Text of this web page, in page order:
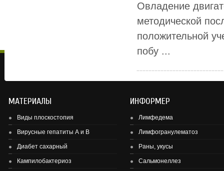
Овладение
методической
положительной
побу ...
МАТЕРИАЛЫ
Виды плоскостопия
Вирусные гепатиты А и В
Диабет сахарный
Кампилобактериоз
ИНФОРМЕР
Лимфедема
Лимфогранулематоз
Раны, укусы
Сальмонеллез
Здоровье детей и подростков - основа здоровье нации.